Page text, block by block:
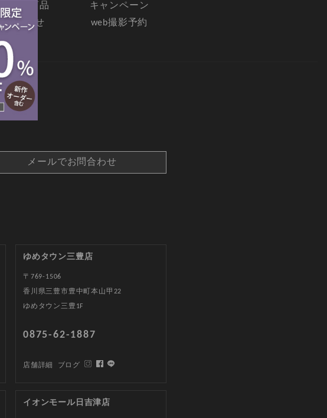
料金・商品
キャンペーン
お問合せ web撮影予約
メールでお問合わせ
ゆめタウン三豊店
〒769-1506
香川県三豊市豊中町本山甲22
ゆめタウン三豊1F
0875-62-1887
店舗詳細 ブログ
イオンモール日吉津店